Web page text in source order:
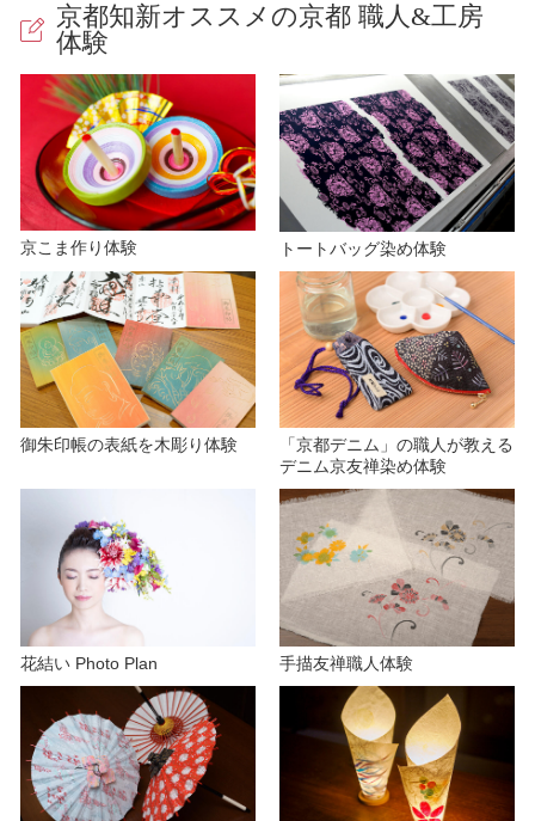
京都知新オススメの京都 職人&工房
体験
京こま作り体験 トートバッグ染め体験
御朱印帳の表紙を木彫り体験
「京都デニム」の職人が教える
デニム京友禅染め体験
花結い Photo Plan 手描友禅職人体験